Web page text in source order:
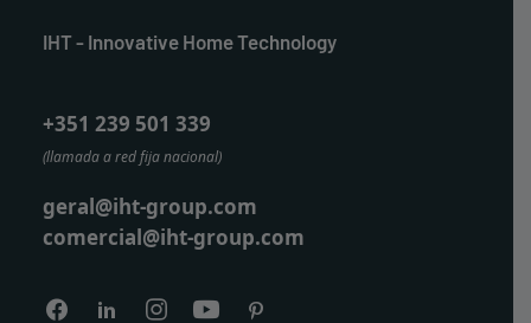
IHT - Innovative Home Technology
+351 239 501 339
(llamada a red fija nacional)
geral@iht-group.com
comercial@iht-group.com